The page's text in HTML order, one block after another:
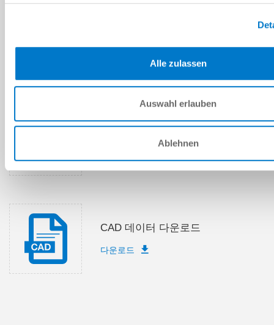
Alle zulassen
Auswahl erlauben
Ablehnen
설치 및 작동 지침
CAD 데이터 다운로드
다운로드